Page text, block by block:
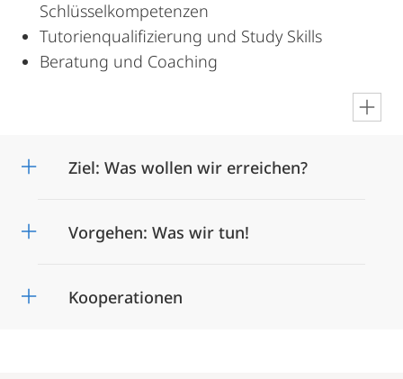
Schlüsselkompetenzen
Tutorienqualifizierung und Study Skills
Beratung und Coaching
Ziel: Was wollen wir erreichen?
Vorgehen: Was wir tun!
Kooperationen